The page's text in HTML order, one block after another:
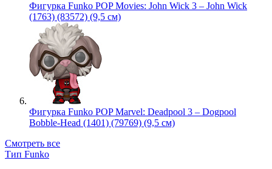
Фигурка Funko POP Movies: John Wick 3 – John Wick
(1763) (83572) (9,5 см)
Фигурка Funko POP Marvel: Deadpool 3 – Dogpool
Bobble-Head (1401) (79769) (9,5 см)
Смотреть все
Тип Funko